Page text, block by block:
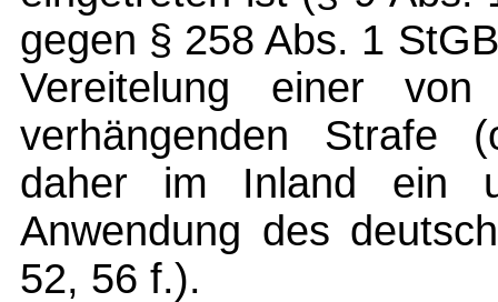
gegen § 258 Abs. 1
Vereitelung einer
verhängenden Strafe
daher im Inland ein
Anwendung des
52, 56 f.).